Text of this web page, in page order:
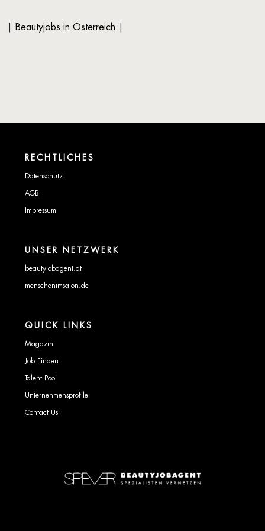
| Beautyjobs in Österreich |
RECHTLICHES
Datenschutz
AGB
Impressum
UNSER NETZWERK
beautyjobagent.at
menschenimsalon.de
QUICK LINKS
Magazin
Job Finden
Talent Pool
Unternehmensprofile
Contact Us